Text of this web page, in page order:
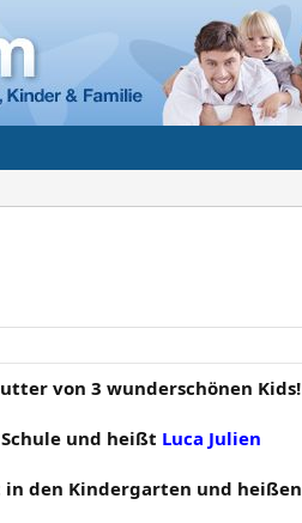
von 3 wunderschönen Kids!
und heißt Luca Julien
den Kindergarten und heißen